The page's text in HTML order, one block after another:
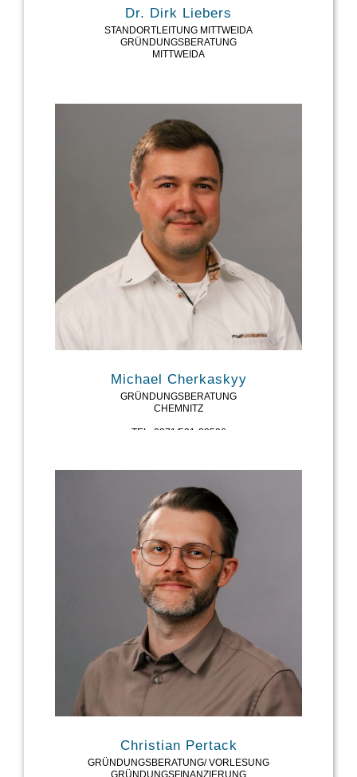
Dr. Dirk Liebers
STANDORTLEITUNG MITTWEIDA
GRÜNDUNGSBERATUNG
MITTWEIDA
Michael Cherkaskyy
GRÜNDUNGSBERATUNG
CHEMNITZ
TEL: 0371/531-33526
Christian Pertack
GRÜNDUNGSBERATUNG/ VORLESUNG
GRÜNDUNGSFINANZIERUNG